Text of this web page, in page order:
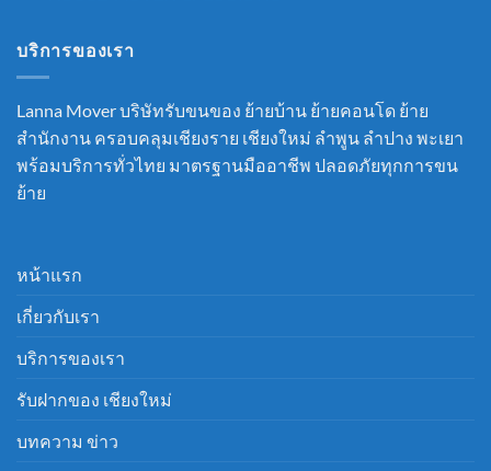
บริการของเรา
Lanna Mover บริษัทรับขนของ ย้ายบ้าน ย้ายคอนโด ย้าย
สำนักงาน ครอบคลุมเชียงราย เชียงใหม่ ลำพูน ลำปาง พะเยา
พร้อมบริการทั่วไทย มาตรฐานมืออาชีพ ปลอดภัยทุกการขน
ย้าย
หน้าแรก
เกี่ยวกับเรา
บริการของเรา
รับฝากของ เชียงใหม่
บทความ ข่าว